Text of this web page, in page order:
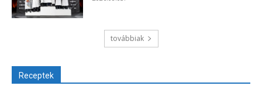
továbbiak
Receptek